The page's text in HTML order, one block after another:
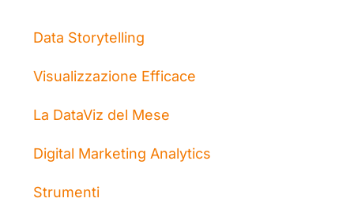
Data Storytelling
Visualizzazione Efficace
La DataViz del Mese
Digital Marketing Analytics
Strumenti